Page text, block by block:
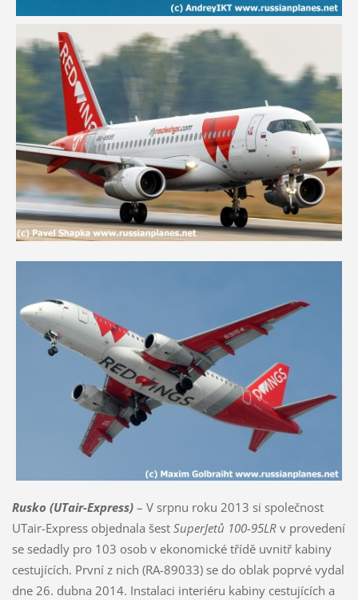
Rusko (UTair-Express)– V srpnu roku 2013 si společnost
UTair-Express objednala šest SuperJetů 100-95LRv provedení
se sedadly pro 103 osob v ekonomické třídě uvnitř kabiny
cestujících. První z nich (RA-89033) se do oblak poprvé vydal
dne 26. dubna 2014. Instalaci interiéru kabiny cestujících a